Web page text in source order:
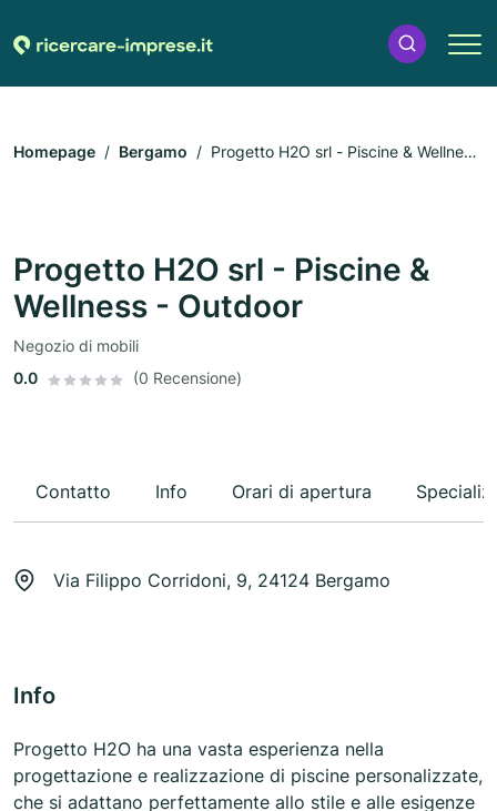
Homepage Bergamo
Progetto H2O srl - Piscine & Wellness
Progetto H2O srl - Piscine &
Wellness - Outdoor
Negozio di mobili
0.0
(0 Recensione)
Contatto Info Orari di apertura
Via Filippo Corridoni, 9, 24124 Bergamo
Info
Progetto H2O ha una vasta esperienza nella
progettazione e realizzazione di piscine personalizzate,
che si adattano perfettamente allo stile e alle esigenze